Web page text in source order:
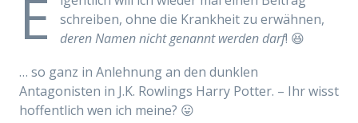
E
schreiben, ohne die Krankheit zu erwähnen,
deren Namen nicht genannt werden darf! 😆
… so ganz in Anlehnung an den dunklen
Antagonisten in J.K. Rowlings Harry Potter. – Ihr wisst
hoffentlich wen ich meine? 😛